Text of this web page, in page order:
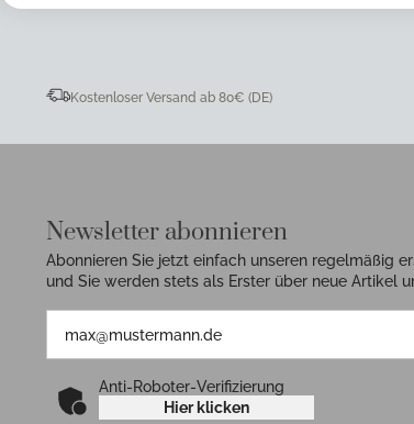
Kostenloser Versand ab 80€ (DE)
Newsletter abonnieren
Abonnieren Sie jetzt einfach unseren regelmäßig
und Sie werden stets als Erster über neue Artikel
Anti-Roboter-Verifizierung
Hier klicken